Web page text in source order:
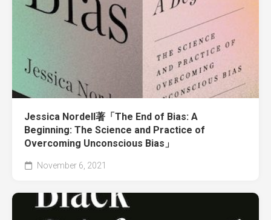
Jessica Nordell著「The End of Bias: A
Beginning: The Science and Practice of
Overcoming Unconscious Bias」
November 6, 2021